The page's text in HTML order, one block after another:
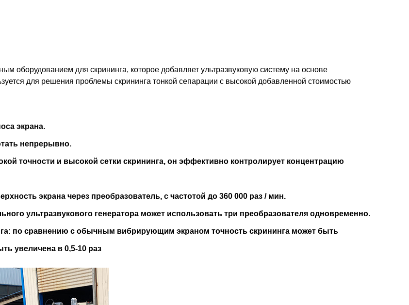
оборудованием для скрининга, которое добавляет ультразвуковую систему на основе
для решения проблемы скрининга тонкой сепарации с высокой добавленной стоимостью
экрана.
непрерывно.
точности и высокой сетки скрининга, он эффективно контролирует концентрацию
экрана через преобразователь, с частотой до 360 000 раз / мин.
ультразвукового генератора может использовать три преобразователя одновременно.
по сравнению с обычным вибрирующим экраном точность скрининга может быть
увеличена в 0,5-10 раз